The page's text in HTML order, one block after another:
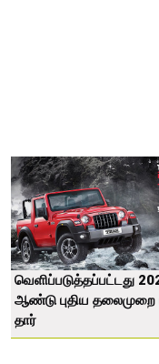
வெளிப்படுத்தப்பட்டது
ஆண்டு புதிய தலைமுறை
தார்